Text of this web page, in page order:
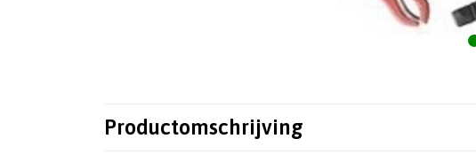
Productomschrijving